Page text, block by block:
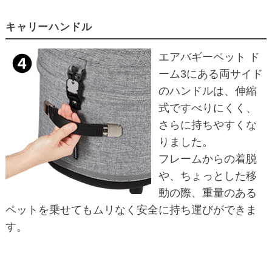
キャリーハンドル
エアバギーペット ド
ーム3にある両サイド
のハンドルは、伸縮
式ですべりにくく、
さらに持ちやすくな
りました。
フレームからの着脱
や、ちょっとした移
動の際、重量のある
ペットを乗せてもムリなく安全に持ち運びができま
す。